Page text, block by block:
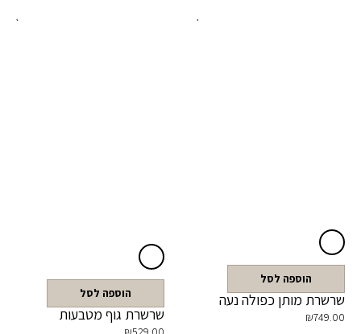
הוספה לסל
שרשרת מותן כפולה נעה
₪749.00
הוספה לסל
שרשרת גוף מטבעות